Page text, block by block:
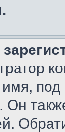
Он